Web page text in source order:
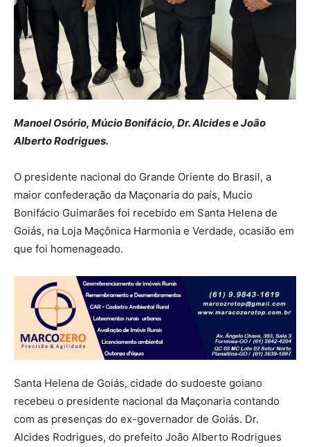
Manoel Osório, Múcio Bonifácio, Dr. Alcides e João
Alberto Rodrigues.
O presidente nacional do Grande Oriente do Brasil, a
maior confederação da Maçonaria do país, Mucio
Bonifácio Guimarães foi recebido em Santa Helena de
Goiás, na Loja Maçônica Harmonia e Verdade, ocasião em
que foi homenageado.
Santa Helena de Goiás, cidade do sudoeste goiano
recebeu o presidente nacional da Maçonaria contando
com as presenças do ex-governador de Goiás. Dr.
Alcides Rodrigues, do prefeito João Alberto Rodrigues